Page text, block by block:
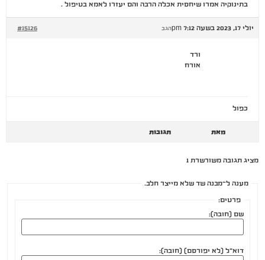
בתינוקיה אמרו שיחסית אכלה הרבה והם יעזרו לאמא בטיפול .
יולי 17, 2023 בשעה 7:12 pm #15126 הגב
ורד
אורח
כפול
מאת תגובות
מציג תגובה משורשרת 1
מענה ל־מבנה שד שלא מייצר חלב.
פרטים:
שם (חובה):
דוא"ל (לא יפורסם) (חובה):